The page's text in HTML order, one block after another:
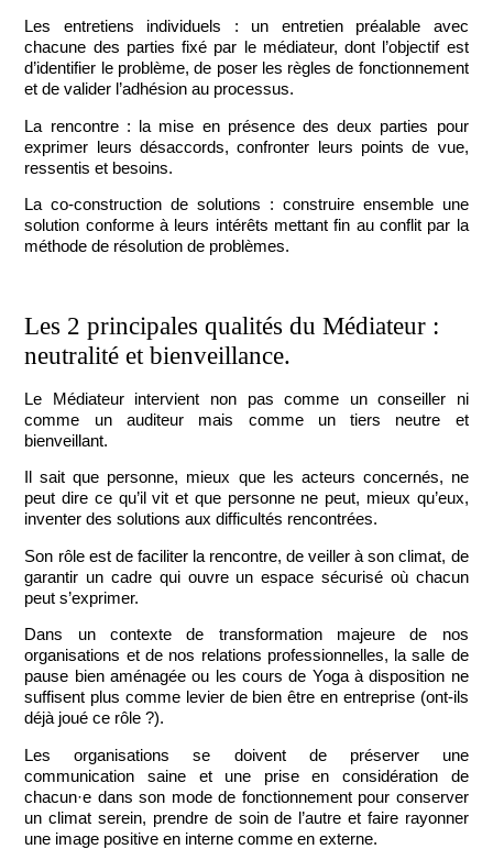
Les entretiens individuels : un entretien préalable avec
chacune des parties fixé par le médiateur, dont l’objectif est
d’identifier le problème, de poser les règles de fonctionnement
et de valider l’adhésion au processus.
La rencontre : la mise en présence des deux parties pour
exprimer leurs désaccords, confronter leurs points de vue,
ressentis et besoins.
La co-construction de solutions : construire ensemble une
solution conforme à leurs intérêts mettant fin au conflit par la
méthode de résolution de problèmes.
Les 2 principales qualités du Médiateur :
neutralité et bienveillance.
Le Médiateurintervient non pas comme un conseiller ni
comme un auditeur mais comme untiers neutre et
bienveillant.
Il sait que personne, mieux que les acteurs concernés, ne
peut dire ce qu’il vit et que personne ne peut, mieux qu’eux,
inventer des solutions aux difficultés rencontrées.
Son rôle est de faciliter la rencontre, de veiller à son climat, de
garantir un cadre qui ouvre un espace sécurisé où chacun
peut s’exprimer.
Dans un contexte de transformation majeure de nos
organisations et de nos relations professionnelles, la salle de
pause bien aménagée ou les cours de Yoga à disposition ne
suffisent plus comme levier de bien être en entreprise (ont-ils
déjà joué ce rôle ?).
Les organisations se doivent de préserver une
communication saine et une prise en considération de
chacun·e dans son mode de fonctionnement pour conserver
un climat serein, prendre de soin de l’autre et faire rayonner
une image positive en interne comme en externe.